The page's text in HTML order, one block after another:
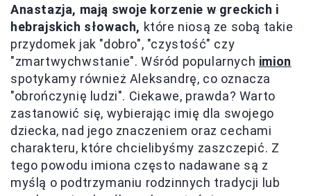
Anastazja, mają swoje korzenie w greckich i
hebrajskich słowach, które niosą ze sobą takie
przydomek jak "dobro", "czystość" czy
"zmartwychwstanie". Wśród popularnych imion
spotykamy również Aleksandrę, co oznacza
"obrończynię ludzi". Ciekawe, prawda? Warto
zastanowić się, wybierając imię dla swojego
dziecka, nad jego znaczeniem oraz cechami
charakteru, które chcielibyśmy zaszczepić. Z
tego powodu imiona często nadawane są z
myślą o podtrzymaniu rodzinnych tradycji lub